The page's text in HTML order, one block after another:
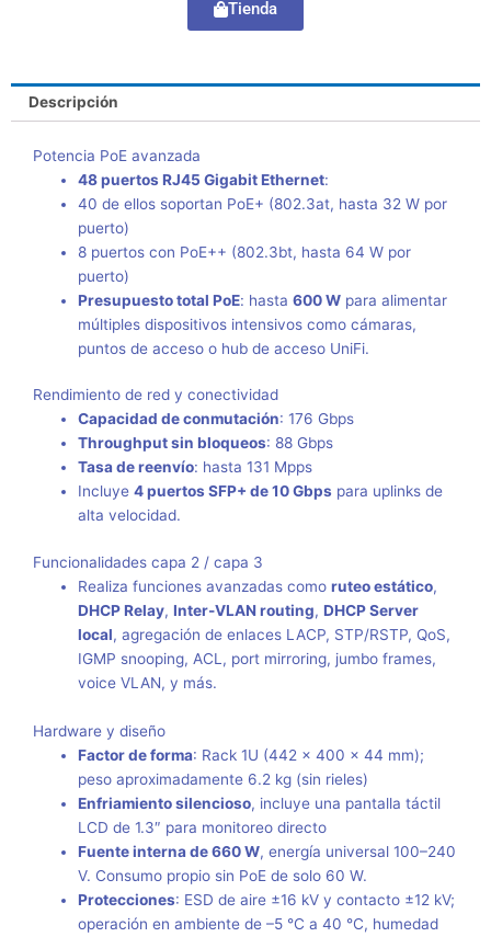
Tienda
Descripción
Potencia PoE avanzada
48 puertos RJ45 Gigabit Ethernet:
40 de ellos soportan PoE+ (802.3at, hasta 32 W por
puerto)
8 puertos con PoE++ (802.3bt, hasta 64 W por
puerto)
Presupuesto total PoE: hasta600 W para alimentar
múltiples dispositivos intensivos como cámaras,
puntos de acceso o hub de acceso UniFi.
Rendimiento de red y conectividad
Capacidad de conmutación: 176 Gbps
Throughput sin bloqueos: 88 Gbps
Tasa de reenvío: hasta 131 Mpps
Incluye4 puertos SFP+ de 10 Gbps para uplinks de
alta velocidad.
Funcionalidades capa 2 / capa 3
Realiza funciones avanzadas comoruteo estático,
DHCP Relay,Inter-VLAN routing,DHCP Server
local, agregación de enlaces LACP, STP/RSTP, QoS,
IGMP snooping, ACL, port mirroring, jumbo frames,
voice VLAN, y más.
Hardware y diseño
Factor de forma: Rack 1U (442 × 400 × 44 mm);
peso aproximadamente 6.2 kg (sin rieles)
Enfriamiento silencioso, incluye una pantalla táctil
LCD de 1.3″ para monitoreo directo
Fuente interna de 660 W, energía universal 100–240
V. Consumo propio sin PoE de solo 60 W.
Protecciones: ESD de aire ±16 kV y contacto ±12 kV;
operación en ambiente de –5 °C a 40 °C, humedad